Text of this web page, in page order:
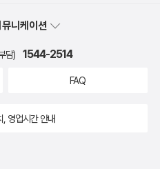
니케이션
담) 1544-2514
FAQ
, 영업시간 안내